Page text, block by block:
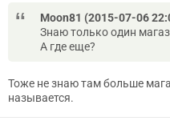
Moon81 (2015-07-06
Знаю только один
А где еще?
Тоже не знаю там больше
называется.